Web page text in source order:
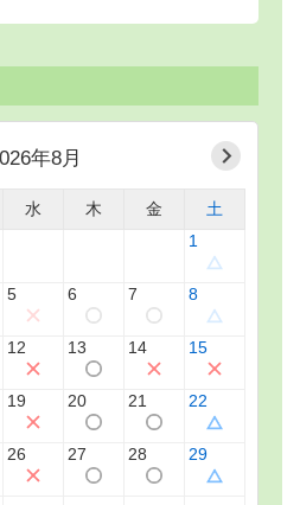
年8月
水 木 金
土
1
5 6 7 8
12 13 14 15
19 20 21 22
26 27 28 29